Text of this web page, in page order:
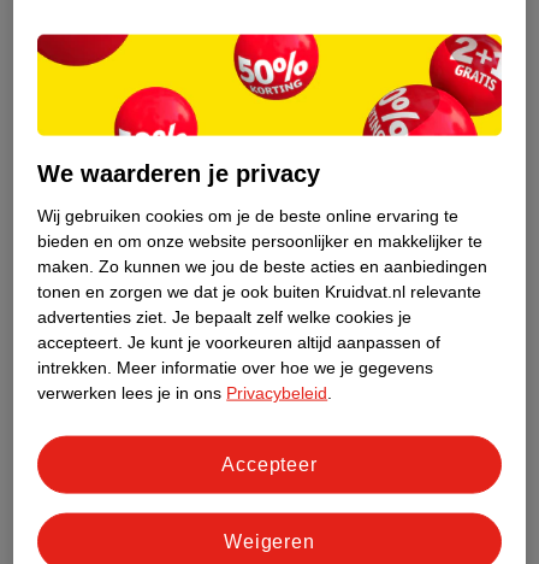
accent op uithoudingsvermogen, zoals hardlopen, zwemmen en
wielrennen. Het advies voor zowel kracht- als duursporters is
om tussen de 1,2 tot 2,0 gram eiwitten per kilogram
lichaamsgewicht te nemen. Dit betekent dat een sporter van 70
nodig heeft. De eiwitbehoefte kan per persoon variëren.
Voor iedere sporter wat wils!
Eiwitten haal je uit je dagelijkse voeding. Daarnaast kun je
kiezen voor aanvulling.
Kruidvat heeft verschillende soorten wei-eiwit in het
assortiment:
Kruidvat 100% Pure Whey met Vanillesmaak
eiwitsupplement met 32 gram eiwit.
Eiwitten dragen bij aan herstel, ontwikkeling en behoud van
spierweefsel na fysieke inspanning.
Kruidvat Pure Whey Banana Protein Powder
Kruidvat Pure
Whey Aardbei Protein Powderzijn 100% Pure Whey met een
We waarderen je privacy
Wij gebruiken cookies om je de beste online ervaring te
bieden en om onze website persoonlijker en makkelijker te
maken. Zo kunnen we jou de beste acties en aanbiedingen
tonen en zorgen we dat je ook buiten Kruidvat.nl relevante
advertenties ziet. Je bepaalt zelf welke cookies je
accepteert. Je kunt je voorkeuren altijd aanpassen of
intrekken.
Meer informatie over hoe we je gegevens
verwerken lees je in ons Privacybeleid
Weigeren
Accepteer